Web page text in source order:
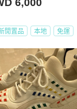
閒置品 本地 免運